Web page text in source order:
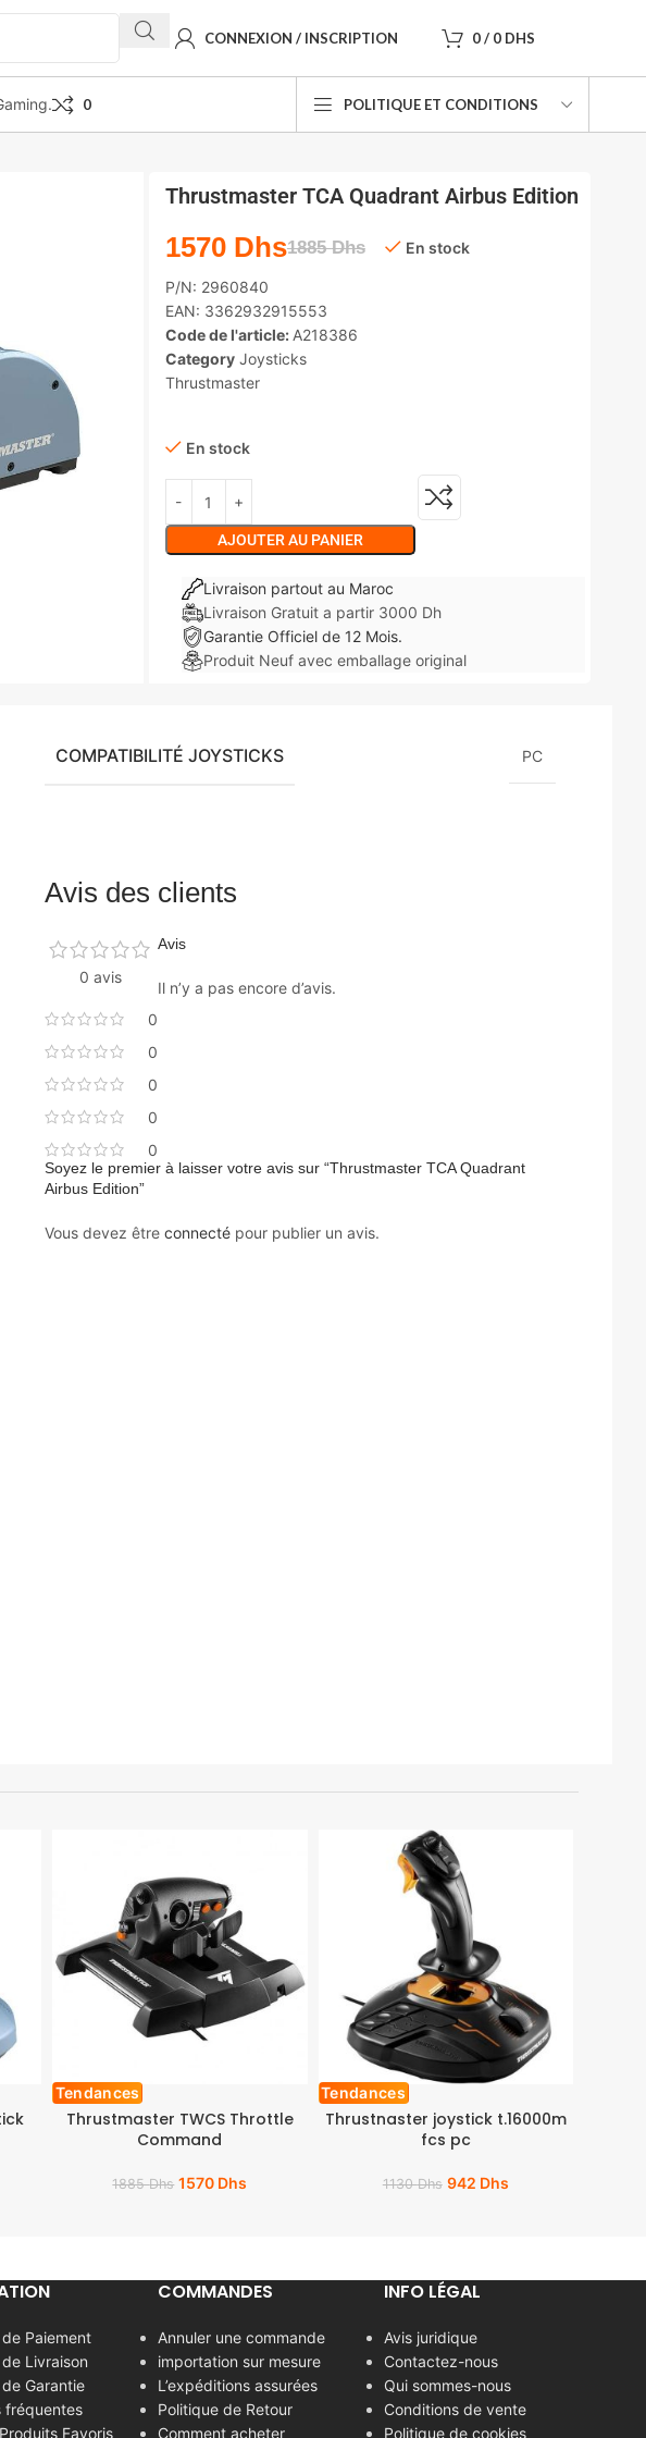
CONNEXION / INSCRIPTION 0/ 0 DHS
0 POLITIQUE ET CONDITIONS
Thrustmaster TCA Quadrant Airbus Edition
1885Dhs
1570 Dhs En stock
P/N: 2960840
EAN: 3362932915553
Code de l'article: A218386
Category Joysticks
Thrustmaster
En stock
AJOUTER AU PANIER
Livraison partout au Maroc
Livraison Gratuit a partir 3000 Dh
Garantie Officiel de 12 Mois.
Produit Neuf avec emballage original
COMPATIBILITÉ JOYSTICKS PC
Avis des clients
0 avis
0
0
0
0
0
Avis
Il n’y a pas encore d’avis.
Soyez le premier à laisser votre avis sur “Thrustmaster TCA Quadrant
Airbus Edition”
Vous devez être connectépour publier un avis.
Tendances
Thrustmaster TWCS Throttle
Command
1885Dhs 1570 Dhs
Tendances
Thrustnaster joystick t.16000m
fcs pc
1130Dhs 942 Dhs
Paiement
Livraison
Garantie
fréquentes
Favoris
COMMANDES
Annuler une commande
importation sur mesure
L’expéditions assurées
Politique de Retour
Comment acheter
INFO LÉGAL
Avis juridique
Contactez-nous
Qui sommes-nous
Conditions de vente
Politique de cookies